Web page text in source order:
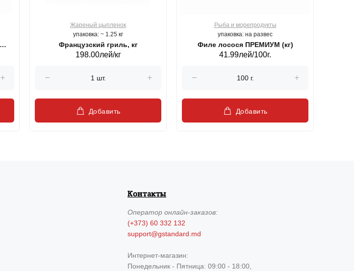
Жареный цыпленок
упаковка: ~ 1.25 кг
Французский гриль, кг
198.00лей/кг
Добавить
Рыба и морепродукты
упаковка: на развес
Филе лосося ПРЕМИУМ (кг)
41.99лей/100г.
Добавить
Контакты
Операторонлайн-заказов:
(+373) 60 332 132
support@gstandard.md
Интернет-магазин:
Понедельник - Пятница: 09:00 - 18:00,